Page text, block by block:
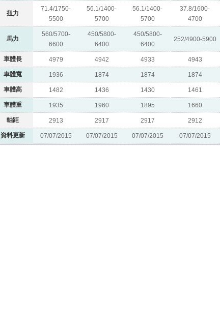
扭力
71.4/1750-
5500
56.1/1400-
5700
56.1/1400-
5700
37.8/1600-
4700
馬力
560/5700-
6600
450/5800-
6400
450/5800-
6400
252/4900-5900
車體長 4979 4942 4933 4943
車體寬 1936 1874 1874 1874
車體高 1482 1436 1430 1461
車體重 1935 1960 1895 1660
軸距 2913 2917 2917 2912
資料更新 07/07/2015 07/07/2015 07/07/2015 07/07/2015